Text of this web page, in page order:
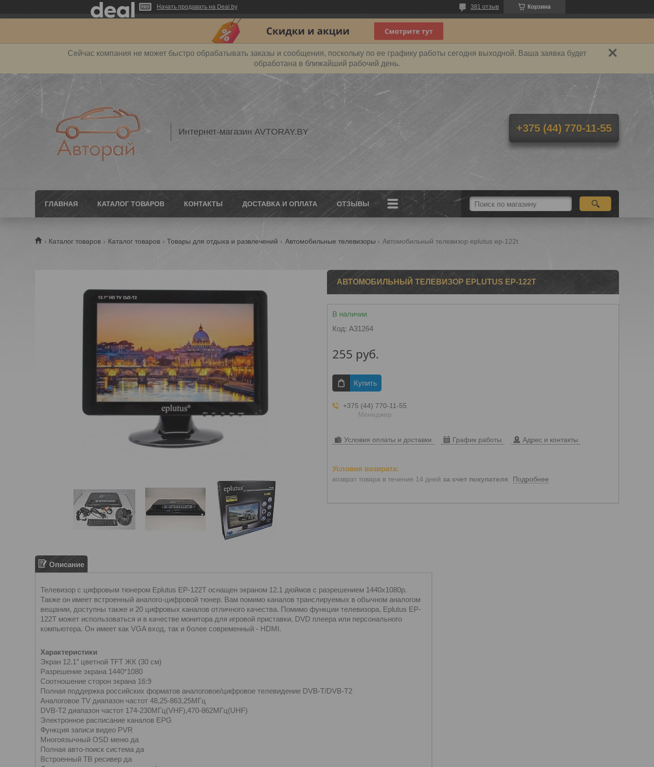
Начать продавать на Deal.by Корзина
381 отзыв
Сейчас компания не может быстро обрабатывать заказы и сообщения, поскольку по ее графику работы сегодня выходной. Ваша заявка будет
обработана в ближайший рабочий день.
Интернет-магазин AVTORAY.BY +375 (44) 770-11-55
ГЛАВНАЯ КАТАЛОГ ТОВАРОВ КОНТАКТЫ ДОСТАВКА И ОПЛАТА ОТЗЫВЫ
Каталог товаров Каталог товаров Товары для отдыха и развлечений Автомобильные телевизоры Автомобильный телевизор eplutus ep-122t
АВТОМОБИЛЬНЫЙ ТЕЛЕВИЗОР EPLUTUS EP-122T
В наличии
Код: A31264
255 руб.
Купить
+375 (44) 770-11-55
Менеджер
Условия оплаты и доставки График работы Адрес и контакты
возврат товара в течение 14 дней за счет покупателя Подробнее
Описание
Телевизор с цифровым тюнером Eplutus EP-122T оснащен экраном 12.1 дюймов с разрешением 1440x1080p.
Также он имеет встроенный аналого-цифровой тюнер. Вам помимо каналов транслируемых в обычном аналогом
вещании, доступны также и 20 цифровых каналов отличного качества. Помимо функции телевизора, Eplutus EP-
122T может использоваться и в качестве монитора для игровой приставки, DVD плеера или персонального
компьютера. Он имеет как VGA вход, так и более современный - HDMI.
Характеристики
Экран 12.1” цветной TFT ЖК (30 см)
Разрешение экрана 1440*1080
Соотношение сторон экрана 16:9
Полная поддержка российских форматов аналоговое/цифровое телевидение DVB-T/DVB-T2
Аналоговое TV диапазон частот 48,25-863,25МГц
DVB-T2 диапазон частот 174-230МГц(VHF),470-862МГц(UHF)
Электронное расписание каналов EPG
Функция записи видео PVR
Многоязычный OSD меню да
Полная авто-поиск система да
Встроенный ТВ ресивер да